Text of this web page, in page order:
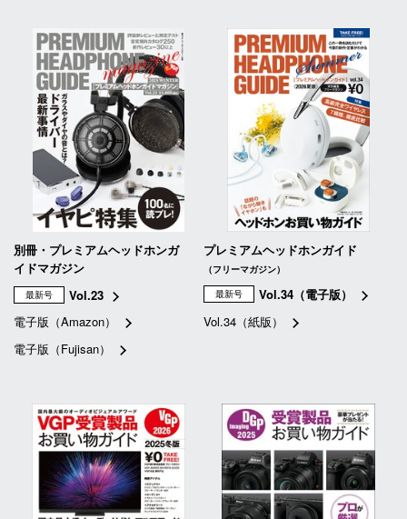
別冊・プレミアムヘッドホンガ
イドマガジン
最新号
Vol.23
電子版（Amazon）
電子版（Fujisan）
プレミアムヘッドホンガイド
（フリーマガジン）
最新号
Vol.34（電子版）
Vol.34（紙版）